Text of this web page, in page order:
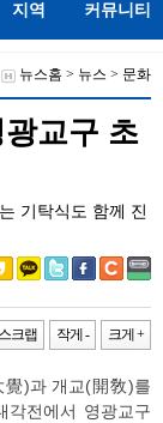
지역 커뮤니티
뉴스홈 > 뉴스 > 문화
교구 초
기탁식도 함께 진
크랩 작게 - 크게 +
)과 개교(開敎)를
각전에서 영광교구